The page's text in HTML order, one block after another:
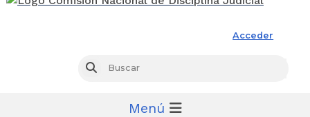
Acceder
Buscar
Menú